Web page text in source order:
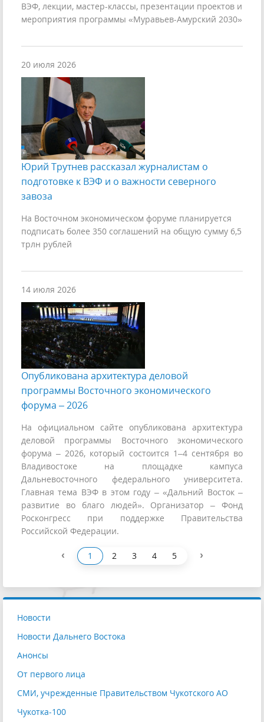
ВЭФ, лекции, мастер-классы, презентации проектов и
мероприятия программы «Муравьев-Амурский 2030»
20 июля 2026
Юрий Трутнев рассказал журналистам о
подготовке к ВЭФ и о важности северного
завоза
На Восточном экономическом форуме планируется
подписать более 350 соглашений на общую сумму 6,5
трлн рублей
14 июля 2026
Опубликована архитектура деловой
программы Восточного экономического
форума – 2026
На официальном сайте опубликована архитектура
деловой программы Восточного экономического
форума – 2026, который состоится 1–4 сентября во
Владивостоке на площадке кампуса
Дальневосточного федерального университета.
Главная тема ВЭФ в этом году – «Дальний Восток –
развитие во благо людей». Организатор – Фонд
Росконгресс при поддержке Правительства
Российской Федерации.
‹ 1 2 3 4 5 ›
Новости
Новости Дальнего Востока
Анонсы
От первого лица
СМИ, учрежденные Правительством Чукотского АО
Чукотка-100